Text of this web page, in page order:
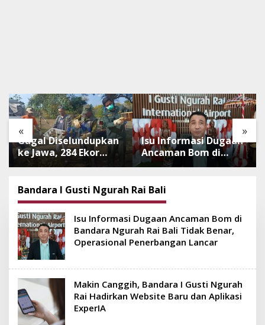
« »
Gagal Diselundupkan
ke Jawa, 284 Ekor
Burung Tanpa
Dilepasliarkan Cegah
Ancaman Penyakit
Isu Informasi Dugaan
Ancaman Bom di
Bandara Ngurah Rai
Operasional
Penerbangan Lancar
Bandara I Gusti Ngurah Rai Bali
Isu Informasi Dugaan Ancaman Bom di
Bandara Ngurah Rai Bali Tidak Benar,
Operasional Penerbangan Lancar
Makin Canggih, Bandara I Gusti Ngurah
Rai Hadirkan Website Baru dan Aplikasi
ExperIA